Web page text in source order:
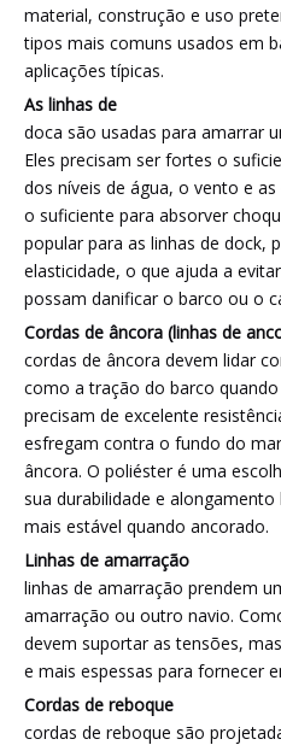
material, construção e uso
tipos mais comuns usados ​​em
aplicações típicas.
As linhas de
doca são usadas para amarrar
Eles precisam ser fortes o
dos níveis de água, o vento e
o suficiente para absorver
popular para as linhas de dock,
elasticidade, o que ajuda a
possam danificar o barco ou o
Cordas de âncora (linhas de
cordas de âncora devem lidar
como a tração do barco
precisam de excelente
esfregam contra o fundo do
âncora. O poliéster é uma
sua durabilidade e
mais estável quando ancorado.
Linhas de amarração
linhas de amarração prendem
amarração ou outro navio.
devem suportar as tensões,
e mais espessas para fornecer
Cordas de reboque
cordas de reboque são